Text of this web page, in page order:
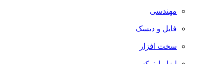
مهندسی
فایل و دیسک
سخت افزار